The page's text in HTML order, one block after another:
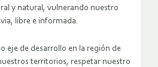
y natural, vulnerando nuestro
libre e informada.
eje de desarrollo en la región de
territorios, respetar nuestro